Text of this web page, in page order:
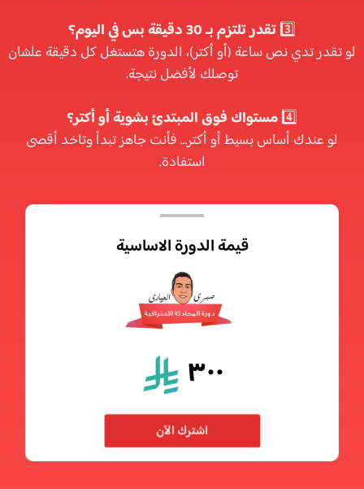
3️⃣تقدر تلتزم بـ 30 دقيقة بس في اليوم؟
لو تقدر تدي نص ساعة (أو أكتر)، الدورة هتستغل كل دقيقة علشان
توصلك لأفضل نتيجة.
4️⃣مستواك فوق المبتدئ بشوية أو أكتر؟
لو عندك أساس بسيط أو أكتر… فأنت جاهز تبدأ وتاخد أقصى
استفادة.
قيمة الدورة الاساسية
٣٠٠
اشترك الآن